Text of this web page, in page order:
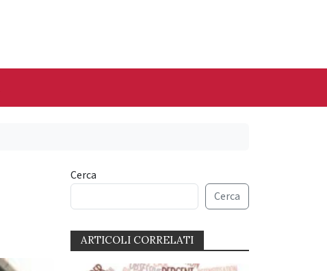
Cerca
Cerca
ARTICOLI CORRELATI